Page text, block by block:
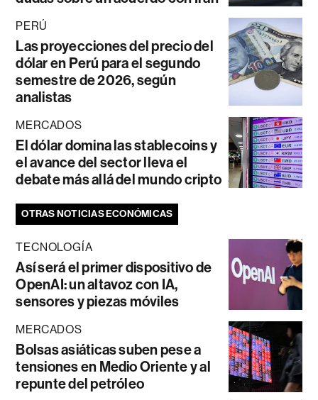
PERÚ
Las proyecciones del precio del
dólar en Perú para el segundo
semestre de 2026, según
analistas
MERCADOS
El dólar domina las stablecoins y
el avance del sector lleva el
debate más allá del mundo cripto
OTRAS NOTICIAS ECONÓMICAS
TECNOLOGÍA
Así será el primer dispositivo de
OpenAI: un altavoz con IA,
sensores y piezas móviles
MERCADOS
Bolsas asiáticas suben pese a
tensiones en Medio Oriente y al
repunte del petróleo